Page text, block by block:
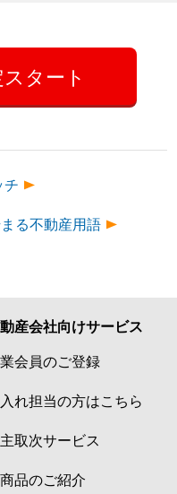
タート
チ
る不動産用語
産会社向けサービス
会員のご登録
れ担当の方はこちら
取次サービス
品のご紹介